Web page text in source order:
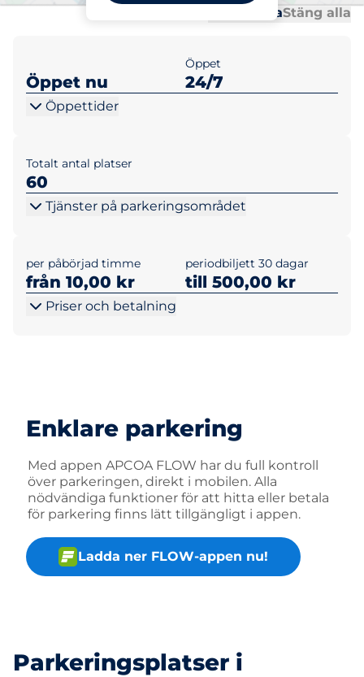
Öppna allaStäng alla
Öppet nu
Öppet
24/7
Öppettider
Totalt antal platser
60
Tjänster på parkeringsområdet
per påbörjad timme
från 10,00 kr
periodbiljett 30 dagar
till 500,00 kr
Priser och betalning
Enklare parkering
Med appen APCOA FLOW har du full kontroll
över parkeringen, direkt i mobilen. Alla
nödvändiga funktioner för att hitta eller betala
för parkering finns lätt tillgängligt i appen.
Ladda ner FLOW-appen nu!
Parkeringsplatser i